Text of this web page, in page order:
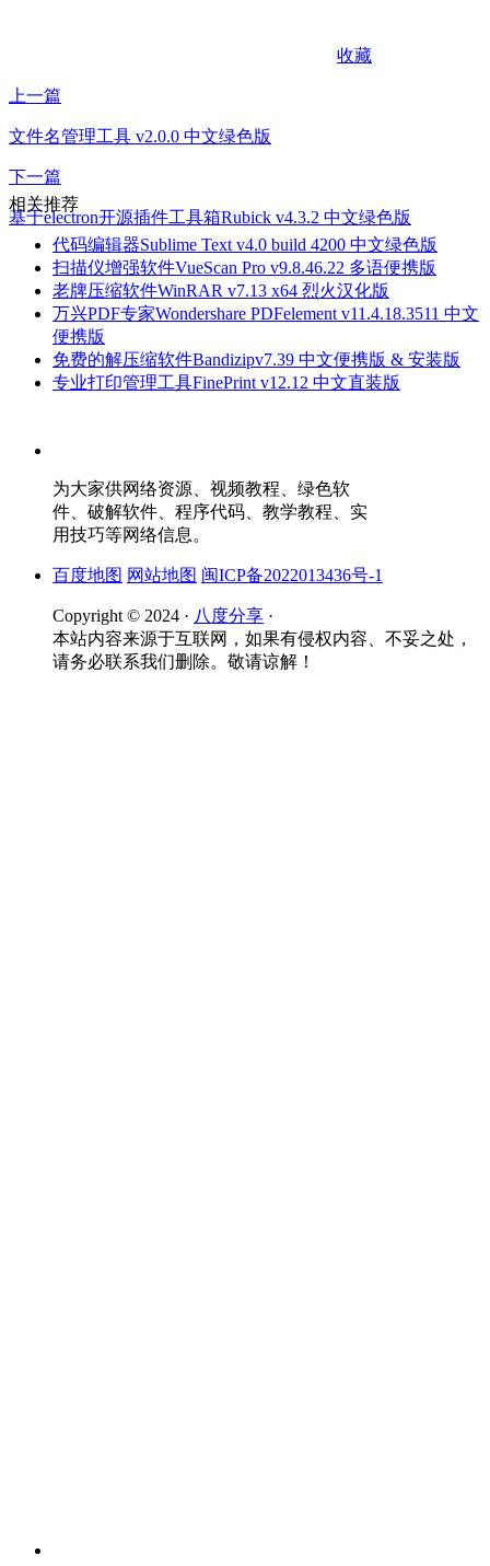
收藏
上一篇
文件名管理工具 v2.0.0 中文绿色版
下一篇
基于electron开源插件工具箱Rubick v4.3.2 中文绿色版
相关推荐
代码编辑器Sublime Text v4.0 build 4200 中文绿色版
扫描仪增强软件VueScan Pro v9.8.46.22 多语便携版
老牌压缩软件WinRAR v7.13 x64 烈火汉化版
万兴PDF专家Wondershare PDFelement v11.4.18.3511 中文
便携版
免费的解压缩软件Bandizipv7.39 中文便携版 & 安装版
专业打印管理工具FinePrint v12.12 中文直装版
为大家供网络资源、视频教程、绿色软
件、破解软件、程序代码、教学教程、实
用技巧等网络信息。
百度地图 网站地图 闽ICP备2022013436号-1
Copyright © 2024 · 八度分享 ·
本站内容来源于互联网，如果有侵权内容、不妥之处，
请务必联系我们删除。敬请谅解！